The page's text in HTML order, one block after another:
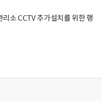
소 CCTV 추가설치를 위한 행